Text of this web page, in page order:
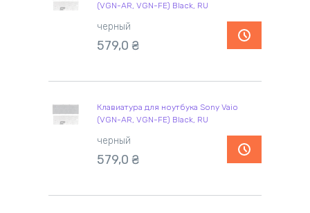
(VGN-AR, VGN-FE) Black, RU
черный
579,0 ₴
Клавиатура для ноутбука Sony Vaio
(VGN-AR, VGN-FE) Black, RU
черный
579,0 ₴